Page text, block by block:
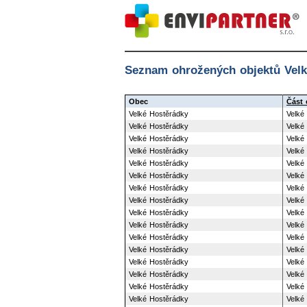
Seznam ohrožených objektů
Obec
Část
Velké Hostěrádky
Velké
Velké Hostěrádky
Velké
Velké Hostěrádky
Velké
Velké Hostěrádky
Velké
Velké Hostěrádky
Velké
Velké Hostěrádky
Velké
Velké Hostěrádky
Velké
Velké Hostěrádky
Velké
Velké Hostěrádky
Velké
Velké Hostěrádky
Velké
Velké Hostěrádky
Velké
Velké Hostěrádky
Velké
Velké Hostěrádky
Velké
Velké Hostěrádky
Velké
Velké Hostěrádky
Velké
Velké Hostěrádky
Velké